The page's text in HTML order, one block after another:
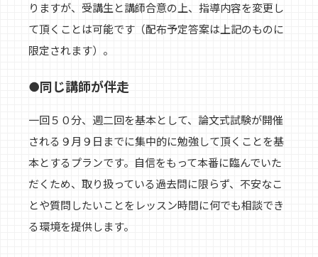
りますが、受講生と講師合意の上、指導内容を変更し
て頂くことは可能です（配布予定答案は上記のものに
限定されます）。
●同じ講師が伴走
一回５０分、週二回を基本として、論文式試験が開催
される９月９日までに集中的に勉強して頂くことを基
本とするプランです。自信をもって本番に臨んでいた
だくため、取り扱っている過去問に限らず、不安なこ
とや質問したいことをレッスン時間に何でも相談でき
る環境を提供します。